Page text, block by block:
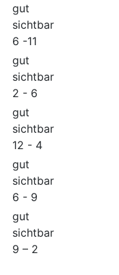
gut
sichtbar
6 -11
gut
sichtbar
2 - 6
gut
sichtbar
12 - 4
gut
sichtbar
6 - 9
gut
sichtbar
9 – 2